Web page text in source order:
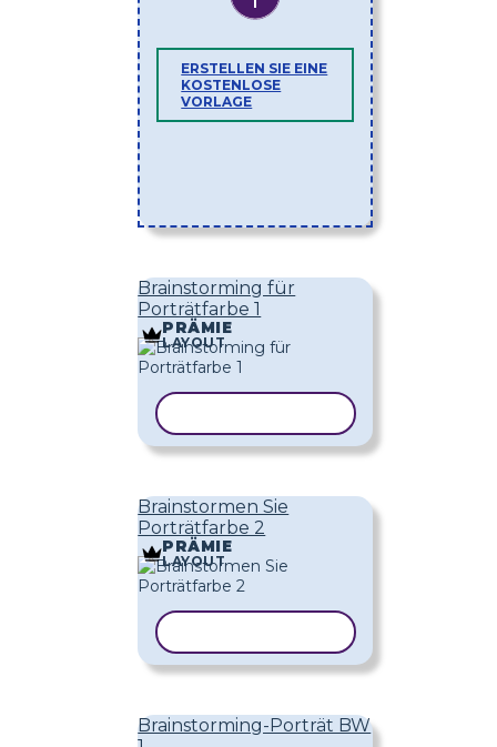
ERSTELLEN SIE EINE
KOSTENLOSE
VORLAGE
Brainstorming für
Porträtfarbe 1
PRÄMIE
LAYOUT
Brainstormen Sie
Porträtfarbe 2
PRÄMIE
LAYOUT
Brainstorming-Porträt BW